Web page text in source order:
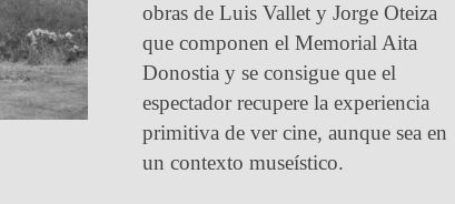
obras de Luis Vallet y Jorge Oteiza
que componen el Memorial Aita
Donostia y se consigue que el
espectador recupere la experiencia
primitiva de ver cine, aunque sea en
un contexto museístico.